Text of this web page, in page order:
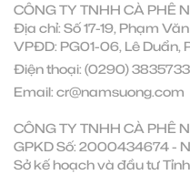
CÔNG TY TNHH CÀ PHÊ
Địa chỉ: Số 17-19, Phạm
VPĐD: PG01-06, Lê Duẩn,
Điện thoại: (0290) 3835733
Email: cr@namsuong.com
CÔNG TY TNHH CÀ PHÊ
GPKD Số: 2000434674 -
Sở kế hoạch và đầu tư